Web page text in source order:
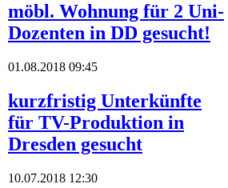
möbl. Wohnung für 2 Uni-
Dozenten in DD gesucht!
01.08.2018 09:45
kurzfristig Unterkünfte
für TV-Produktion in
Dresden gesucht
10.07.2018 12:30